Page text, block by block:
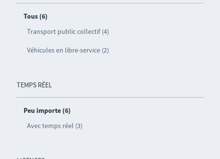
Tous (6)
Transport public collectif (4)
Véhicules en libre-service (2)
TEMPS RÉEL
Peu importe (6)
Avec temps réel (3)